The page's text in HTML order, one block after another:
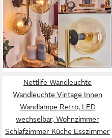
Schwarz/Gold-/Bernsteinfarben,
moderne Wandleuchte im
Retro/Vintage-Design
(Schirme 15 cm), E14
59,99 €
lieferbar - in 2-3 Werktagen bei dir
Nettlife Wandleuchte
Wandleuchte Vintage Innen
Wandlampe Retro, LED
wechselbar, Wohnzimmer
Schlafzimmer Küche Esszimmer